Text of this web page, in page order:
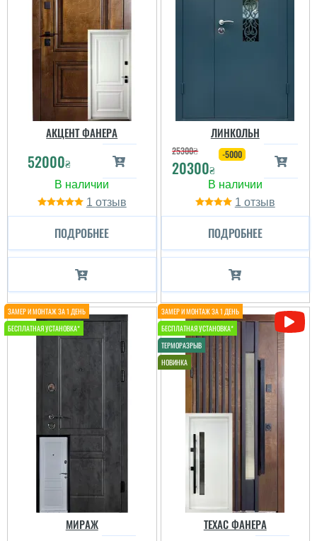
АКЦЕНТ ФАНЕРА
52000₴
1
ПОДРОБНЕЕ
ЛИНКОЛЬН
25300₴
20300₴
-5000
1
ПОДРОБНЕЕ
МИРАЖ ТЕХАС ФАНЕРА